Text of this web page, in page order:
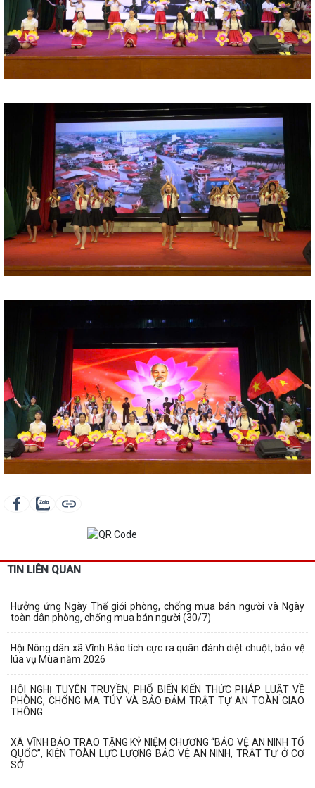
TIN LIÊN QUAN
Hưởng ứng Ngày Thế giới phòng, chống mua bán người và Ngày
toàn dân phòng, chống mua bán người (30/7)
Hội Nông dân xã Vĩnh Bảo tích cực ra quân đánh diệt chuột, bảo vệ
lúa vụ Mùa năm 2026
HỘI NGHỊ TUYÊN TRUYỀN, PHỔ BIẾN KIẾN THỨC PHÁP LUẬT VỀ
PHÒNG, CHỐNG MA TÚY VÀ BẢO ĐẢM TRẬT TỰ AN TOÀN GIAO
THÔNG
XÃ VĨNH BẢO TRAO TẶNG KỶ NIỆM CHƯƠNG “BẢO VỆ AN NINH TỔ
QUỐC”, KIỆN TOÀN LỰC LƯỢNG BẢO VỆ AN NINH, TRẬT TỰ Ở CƠ
SỞ